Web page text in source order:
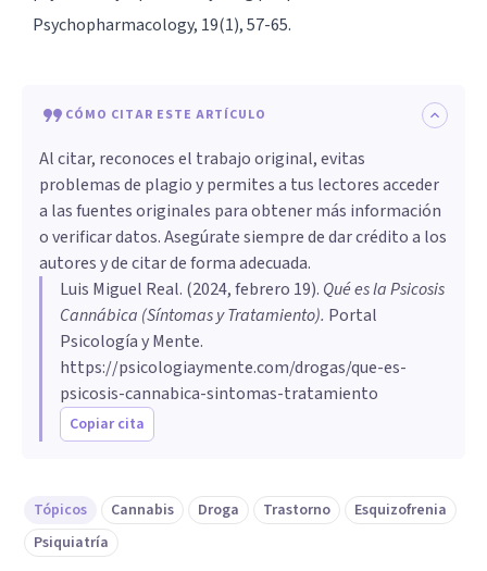
Psychopharmacology, 19(1), 57-65.
CÓMO CITAR ESTE ARTÍCULO
Al citar, reconoces el trabajo original, evitas
problemas de plagio y permites a tus lectores acceder
a las fuentes originales para obtener más información
o verificar datos. Asegúrate siempre de dar crédito a los
autores y de citar de forma adecuada.
Luis Miguel Real. (2024, febrero 19). Qué es la Psicosis
Cannábica (Síntomas y Tratamiento). Portal
Psicología y Mente.
https://psicologiaymente.com/drogas/que-es-
psicosis-cannabica-sintomas-tratamiento
Copiar cita
Tópicos Cannabis Droga Trastorno
Esquizofrenia
Psiquiatría